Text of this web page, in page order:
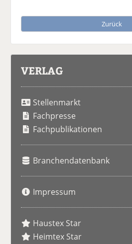
Zurück
VERLAG
Stellenmarkt
Fachpresse
Fachpublikationen
Branchendatenbank
Impressum
Haustex Star
Heimtex Star